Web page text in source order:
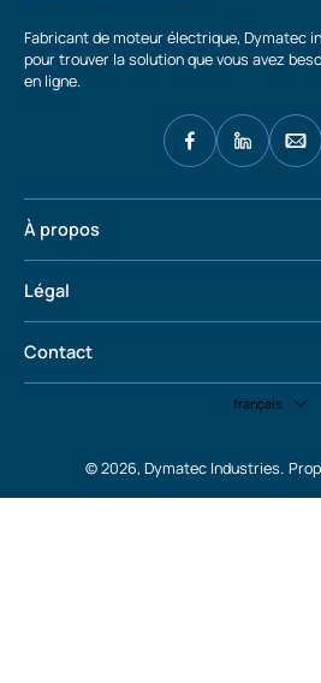
Fabricant de moteur électrique, Dymatec
pour trouver la solution que vous avez
en ligne.
À propos
Légal
Contact
français
© 2026, Dymatec Industries.